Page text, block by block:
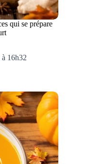
qui se prépare
16h32